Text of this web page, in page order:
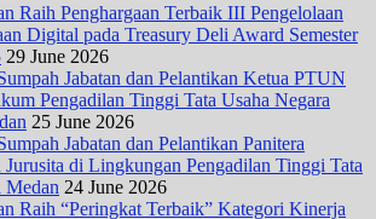
Raih Penghargaan Terbaik III Pengelolaan
Digital pada Treasury Deli Award Semester
29 June 2026
Jabatan dan Pelantikan Ketua PTUN
Pengadilan Tinggi Tata Usaha Negara
25 June 2026
Jabatan dan Pelantikan Panitera
Jurusita di Lingkungan Pengadilan Tinggi Tata
Medan 24 June 2026
Raih “Peringkat Terbaik” Kategori Kinerja